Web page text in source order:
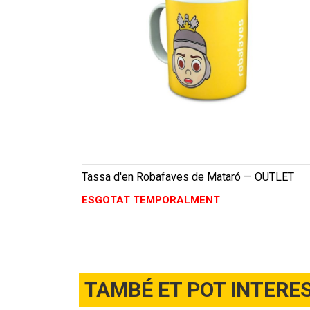
Tassa d'en Robafaves de Mataró — OUTLET
ESGOTAT TEMPORALMENT
TAMBÉ ET POT